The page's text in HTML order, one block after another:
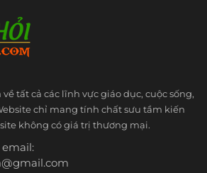
tất cả các lĩnh vực giáo dục, cuộc sống,
chỉ mang tính chất sưu tầm kiến
không có giá trị thương mại.